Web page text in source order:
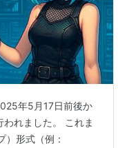
年5月17日前後か
れました。 これま
）形式（例：